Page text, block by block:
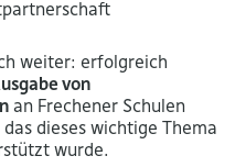
weiter: erfolgreich
von
an Frechener Schulen
dieses wichtige Thema
wurde.